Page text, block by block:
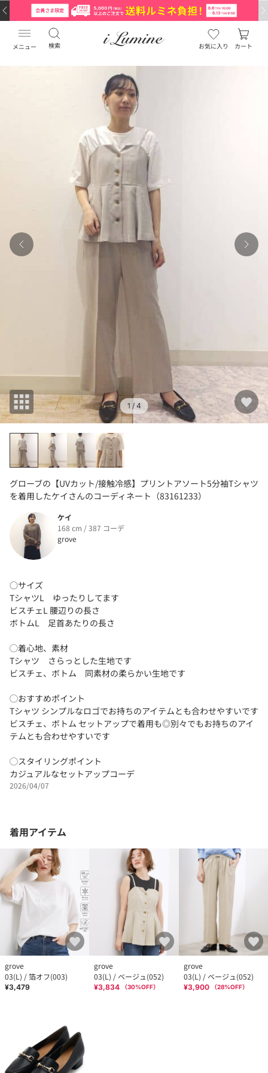
メニュー 検索 お気に入り カート
1 / 4
グローブの【UVカット/接触冷感】プリントアソート5分袖Tシャツ
を着用したケイさんのコーディネート（83161233）
ケイ
168 cm / 387 コーデ
grove
○サイズ
TシャツL ゆったりしてます
ビスチェL 腰辺りの長さ
ボトムL 足首あたりの長さ
◯着心地、素材
Tシャツ さらっとした生地です
ビスチェ、ボトム 同素材の柔らかい生地です
◯おすすめポイント
Tシャツ シンプルなロゴでお持ちのアイテムとも合わせやすいです
ビスチェ、ボトム セットアップで着用も◎別々でもお持ちのアイ
テムとも合わせやすいです
◯スタイリングポイント
カジュアルなセットアップコーデ
2026/04/07
着用アイテム
grove
03(L) / 箔オフ(003)
¥3,479
grove
03(L) / ベージュ(052)
¥3,834 （30%OFF）
grove
03(L) / ベージュ(052)
¥3,900 （28%OFF）